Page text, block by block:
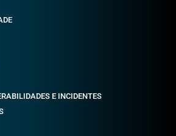
E INCIDENTES